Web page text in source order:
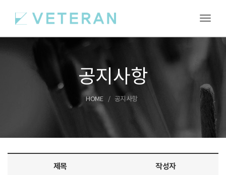
공지사항
HOME 공지사항
제목 작성자